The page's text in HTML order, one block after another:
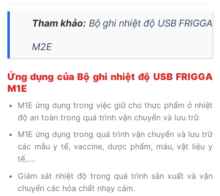
Tham khảo: Bộ ghi nhiệt độ USB FRIGGA
M2E
Ứng dụng của Bộ ghi nhiệt độ USB FRIGGA
M1E
M1E ứng dụng trong việc giữ cho thực phẩm ở nhiệt
độ an toàn trong quá trình vận chuyển và lưu trữ.
M1E ứng dụng trong quá trình vận chuyển và lưu trữ
các mẫu y tế, vaccine, dược phẩm, máu, vật liệu y
tế,….
Giám sát nhiệt độ trong quá trình sản xuất và vận
chuyển các hóa chất nhạy cảm.